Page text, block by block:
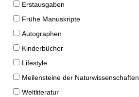
Erstausgaben
Frühe Manuskripte
Autographen
Kinderbücher
Lifestyle
Meilensteine der Naturwissenschaften
Weltliteratur